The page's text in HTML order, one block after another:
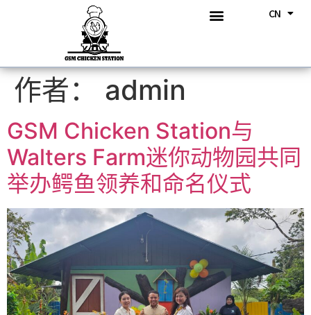
CN
BM
作者： admin
GSM Chicken Station与
Walters Farm迷你动物园共同
举办鳄鱼领养和命名仪式